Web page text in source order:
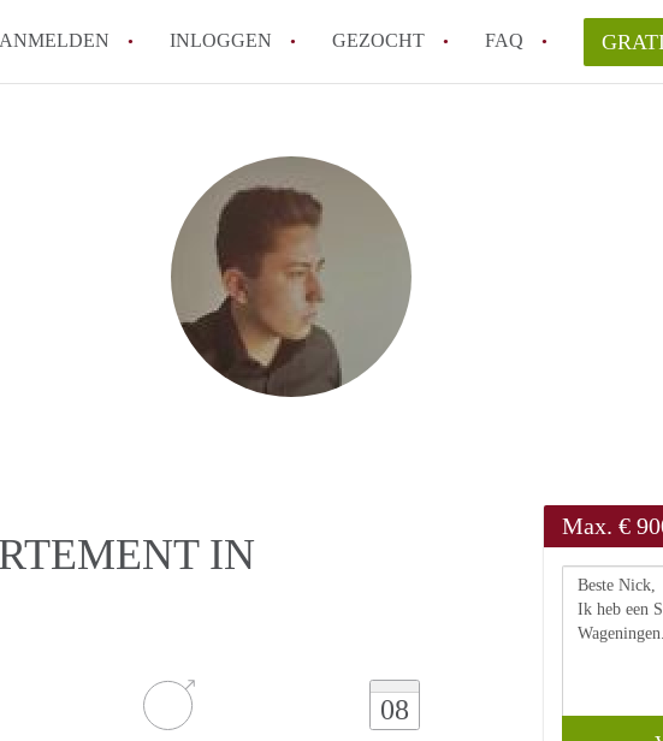
INLOGGEN GEZOCHT FAQ
How to translate AppartementWageningen!
Berekent AppartementWageningen
makelaarsvergoeding/bemiddelingsvergoeding?
Wat is AppartementWageningen?
Wat is de privacyverklaring van AppartementWageningen?
Is AppartementWageningen verantwoordelijk voor het
Appartement / Appartementen in Wageningen?
Alle veelgestelde vragen
IN
08
Max. €